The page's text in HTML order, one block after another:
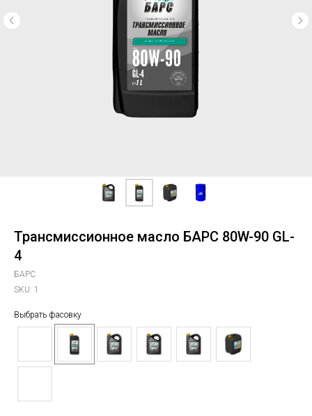
Трансмиссионное масло БАРС 80W-90 GL-
4
БАРС
SKU: 1
Выбрать фасовку